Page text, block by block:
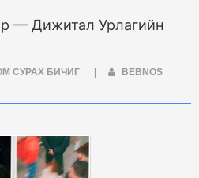
— Дижитал Урлагийн
СУРАХ БИЧИГ BEBNOS